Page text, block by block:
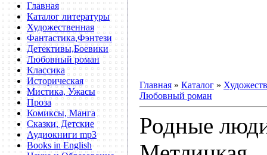
Главная
Каталог литературы
Художественная
Фантастика,Фэнтези
Детективы,Боевики
Любовный роман
Классика
Историческая
Мистика, Ужасы
Проза
Комиксы, Манга
Сказки, Детские
Аудиокниги mp3
Books in English
Главная » Каталог »
Любовный роман
Родные